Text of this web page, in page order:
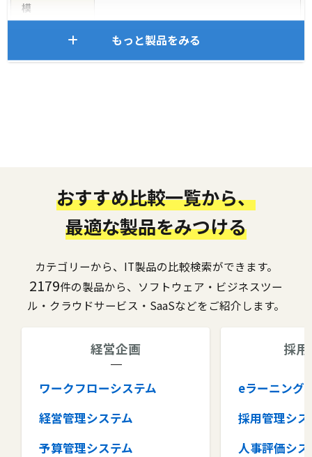
模
もっと製品をみる
おすすめ比較一覧から、
最適な製品をみつける
カテゴリーから、IT製品の比較検索ができます。
2179件の製品から、ソフトウェア・ビジネスツー
ル・クラウドサービス・SaaSなどをご紹介します。
経営企画
ワークフローシステム
経営管理システム
予算管理システム
採
eラーニング
採用管理シス
人事評価シス